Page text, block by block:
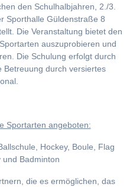
den Schulhalbjahren, 2./3.
Sporthalle Güldenstraße 8
Die Veranstaltung bietet den
auszuprobieren und
Die Schulung erfolgt durch
Betreuung durch versiertes
Sportarten angeboten:
Hockey, Boule, Flag
und Badminton
die es ermöglichen, das